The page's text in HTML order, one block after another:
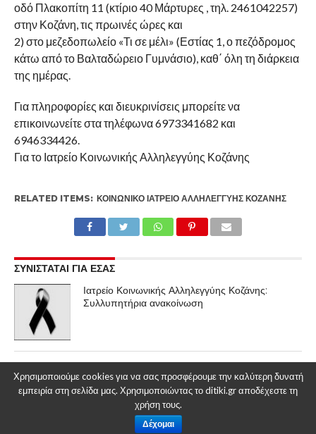
οδό Πλακοπίτη 11 (κτίριο 40 Μάρτυρες , τηλ. 2461042257)
στην Κοζάνη, τις πρωινές ώρες και
2) στο μεζεδοπωλείο «Τι σε μέλι» (Εστίας 1, ο πεζόδρομος
κάτω από το Βαλταδώρειο Γυμνάσιο), καθ΄ όλη τη διάρκεια
της ημέρας.
Για πληροφορίες και διευκρινίσεις μπορείτε να
επικοινωνείτε στα τηλέφωνα 6973341682 και
6946334426.
Για το Ιατρείο Κοινωνικής Αλληλεγγύης Κοζάνης
RELATED ITEMS: ΚΟΙΝΩΝΙΚΌ ΙΑΤΡΕΊΟ ΑΛΛΗΛΕΓΓΎΗΣ ΚΟΖΆΝΗΣ
ΣΥΝΙΣΤΑΤΑΙ ΓΙΑ ΕΣΑΣ
Ιατρείο Κοινωνικής Αλληλεγγύης Κοζάνης:
Συλλυπητήρια ανακοίνωση
φαρμάκων
Χρησιμοποιούμε cookies για να σας προσφέρουμε την καλύτερη δυνατή
εμπειρία στη σελίδα μας. Χρησιμοποιώντας το ditiki.gr αποδέχεστε τη
χρήση τους.
Δέχομαι